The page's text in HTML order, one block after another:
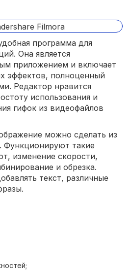
программа для
Она является
приложением и включает
эффектов, полноценный
Редактор нравится
использования и
гифок из видеофайлов
можно сделать из
Функционируют такие
изменение скорости,
и обрезка.
текст, различные